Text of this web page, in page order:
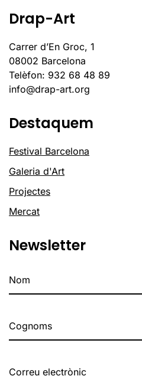
Drap-Art
Carrer d’En Groc, 1
08002 Barcelona
Telèfon: 932 68 48 89
info@drap-art.org
Destaquem
Festival Barcelona
Galeria d'Art
Projectes
Mercat
Newsletter